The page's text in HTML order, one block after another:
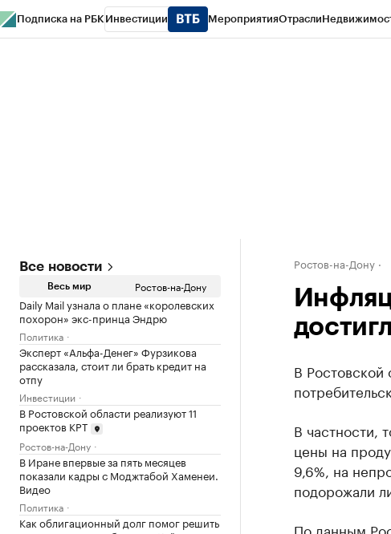
Подписка на РБК Инвестиции МероприятияОтрасли
Все новости
Весь мир Ростов-на-Дону
Daily Mail узнала о плане «королевских
похорон» экс-принца Эндрю
Политика
Эксперт «Альфа-Денег» Фурзикова
рассказала, стоит ли брать кредит на
отпу
Инвестиции
В Ростовской области реализуют 11
проектов КРТ
Ростов-на-Дону
В Иране впервые за пять месяцев
показали кадры с Моджтабой Хаменеи.
Видео
Политика
Как облигационный долг помог решить
Ростов-на-Дону
В Ростовской
В частности,
цены на
9,6%, на
подорожали
По данным